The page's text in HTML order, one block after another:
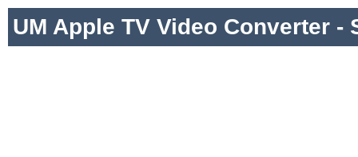
UM Apple TV Video Converter -